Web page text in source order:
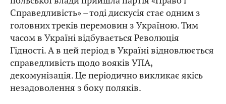
Справедливість» – тоді дискусія стає одним з
головних треків перемовин з Україною. Тим
часом в Україні відбувається Революція
Гідності. А в цей період в Україні відновлюється
справедливість щодо вояків УПА,
декомунізація. Це періодично викликає якісь
незадоволення з боку поляків.